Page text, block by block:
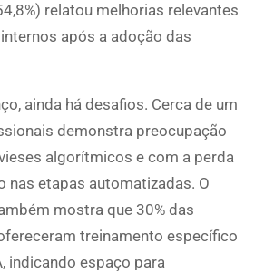
relatou melhorias relevantes
após a adoção das
ainda há desafios. Cerca de um
demonstra preocupação
algorítmicos e com a perda
nas etapas automatizadas. O
mostra que 30% das
treinamento específico
indicando espaço para